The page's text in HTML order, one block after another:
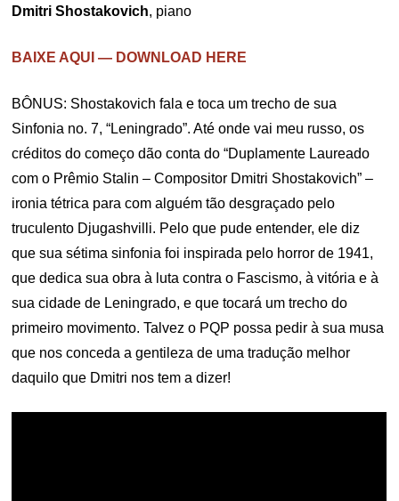
Dmitri Shostakovich, piano
BAIXE AQUI — DOWNLOAD HERE
BÔNUS: Shostakovich fala e toca um trecho de sua
Sinfonia no. 7, “Leningrado”. Até onde vai meu russo, os
créditos do começo dão conta do “Duplamente Laureado
com o Prêmio Stalin – Compositor Dmitri Shostakovich” –
ironia tétrica para com alguém tão desgraçado pelo
truculento Djugashvilli. Pelo que pude entender, ele diz
que sua sétima sinfonia foi inspirada pelo horror de 1941,
que dedica sua obra à luta contra o Fascismo, à vitória e à
sua cidade de Leningrado, e que tocará um trecho do
primeiro movimento. Talvez o PQP possa pedir à sua musa
que nos conceda a gentileza de uma tradução melhor
daquilo que Dmitri nos tem a dizer!